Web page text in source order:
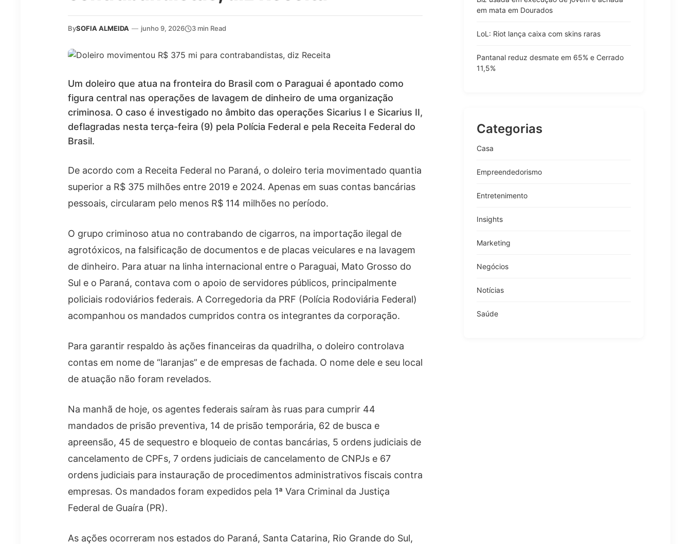
BySOFIA ALMEIDA — junho 9, 2026 3 min Read
Um doleiro que atua na fronteira do Brasil com o Paraguai é apontado como
figura central nas operações de lavagem de dinheiro de uma organização
criminosa. O caso é investigado no âmbito das operações Sicarius I e Sicarius II,
deflagradas nesta terça-feira (9) pela Polícia Federal e pela Receita Federal do
Brasil.
De acordo com a Receita Federal no Paraná, o doleiro teria movimentado quantia
superior a R$ 375 milhões entre 2019 e 2024. Apenas em suas contas bancárias
pessoais, circularam pelo menos R$ 114 milhões no período.
O grupo criminoso atua no contrabando de cigarros, na importação ilegal de
agrotóxicos, na falsificação de documentos e de placas veiculares e na lavagem
de dinheiro. Para atuar na linha internacional entre o Paraguai, Mato Grosso do
Sul e o Paraná, contava com o apoio de servidores públicos, principalmente
policiais rodoviários federais. A Corregedoria da PRF (Polícia Rodoviária Federal)
acompanhou os mandados cumpridos contra os integrantes da corporação.
Para garantir respaldo às ações financeiras da quadrilha, o doleiro controlava
contas em nome de “laranjas” e de empresas de fachada. O nome dele e seu local
de atuação não foram revelados.
Na manhã de hoje, os agentes federais saíram às ruas para cumprir 44
mandados de prisão preventiva, 14 de prisão temporária, 62 de busca e
apreensão, 45 de sequestro e bloqueio de contas bancárias, 5 ordens judiciais de
cancelamento de CPFs, 7 ordens judiciais de cancelamento de CNPJs e 67
ordens judiciais para instauração de procedimentos administrativos fiscais contra
empresas. Os mandados foram expedidos pela 1ª Vara Criminal da Justiça
Federal de Guaíra (PR).
As ações ocorreram nos estados do Paraná, Santa Catarina, Rio Grande do Sul,
em mata em Dourados
LoL: Riot lança caixa com skins raras
Pantanal reduz desmate em 65% e Cerrado
11,5%
Categorias
Casa
Empreendedorismo
Entretenimento
Insights
Marketing
Negócios
Notícias
Saúde